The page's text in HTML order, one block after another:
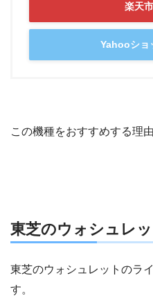
楽天
Yahooショ
この機種をおすすめする理
東芝のウォシュレ
東芝のウォシュレットのラ
す。